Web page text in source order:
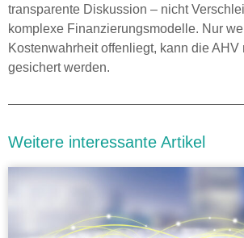
transparente Diskussion – nicht
komplexe Finanzierungsmodelle. Nur
Kostenwahrheit offenliegt, kann die AHV
gesichert werden.
Weitere interessante Artikel